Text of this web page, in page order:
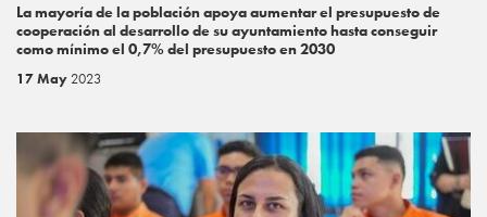
La mayoría de la población apoya aumentar el presupuesto de
cooperación al desarrollo de su ayuntamiento hasta conseguir
como mínimo el 0,7% del presupuesto en 2030
17 May 2023